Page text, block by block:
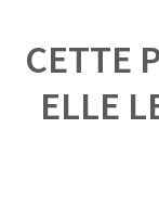
CETTE
ELLE